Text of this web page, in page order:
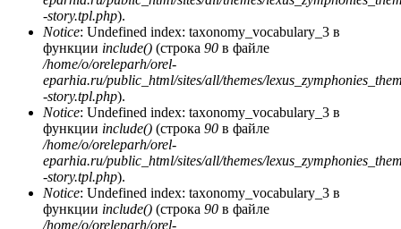
-story.tpl.php).
Notice: Undefined index: taxonomy_vocabulary_3 в
функции include() (строка 90 в файле
/home/o/oreleparh/orel-
eparhia.ru/public_html/sites/all/themes/
-story.tpl.php).
Notice: Undefined index: taxonomy_vocabulary_3 в
функции include() (строка 90 в файле
/home/o/oreleparh/orel-
eparhia.ru/public_html/sites/all/themes/
-story.tpl.php).
Notice: Undefined index: taxonomy_vocabulary_3 в
функции include() (строка 90 в файле
/home/o/oreleparh/orel-